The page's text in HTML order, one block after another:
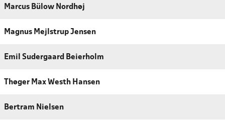
Marcus Bülow Nordhøj
Magnus Mejlstrup Jensen
Emil Sudergaard Beierholm
Thøger Max Westh Hansen
Bertram Nielsen